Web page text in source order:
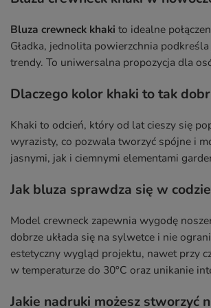
Bluza crewneck khaki to idealne
Gładka, jednolita powierzchnia
trendy. To uniwersalna propozycja dla
Dlaczego kolor khaki to tak
Khaki to odcień, który od lat cieszy się
wyrazisty, co pozwala tworzyć spójne i
jasnymi, jak i ciemnymi elementami
Jak bluza sprawdza się w
Model crewneck zapewnia wygodę
dobrze układa się na sylwetce i nie
estetyczny wygląd projektu, nawet przy
w temperaturze do 30°C oraz unikanie
Jakie nadruki możesz stworzyć